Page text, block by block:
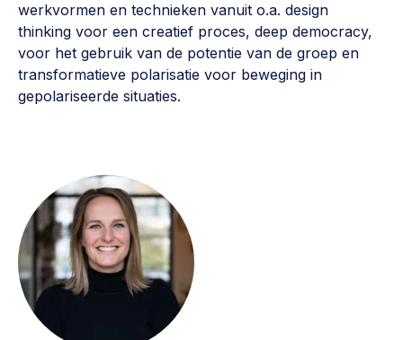
Eigen gebouw
Huren of kopen, maatschappelijk vastgoed,
ontmoetingsplekken >
Buurtbewoners verbinden
Community building en ABCD, welkomstcultuur >
Zorgzame gemeenschappen
Betrokken buurten, contact stimuleren, netwerken
uitbreiden >
Wijkaanpak
Team
Lid worden
info@lsabewoners.nl
werkvormen en technieken vanuit o.a. design
thinking voor een creatief proces, deep democracy,
voor het gebruik van de potentie van de groep en
transformatieve polarisatie voor beweging in
gepolariseerde situaties.